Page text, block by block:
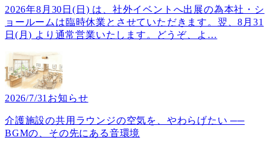
2026年8月30日(日) は、社外イベントへ出展の為本社・シ
ョールームは臨時休業とさせていただきます。翌、8月31
日(月) より通常営業いたします。どうぞ、よ …
2026/7/31 お知らせ
介護施設の共用ラウンジの空気を、やわらげたい ──
BGMの、その先にある音環境